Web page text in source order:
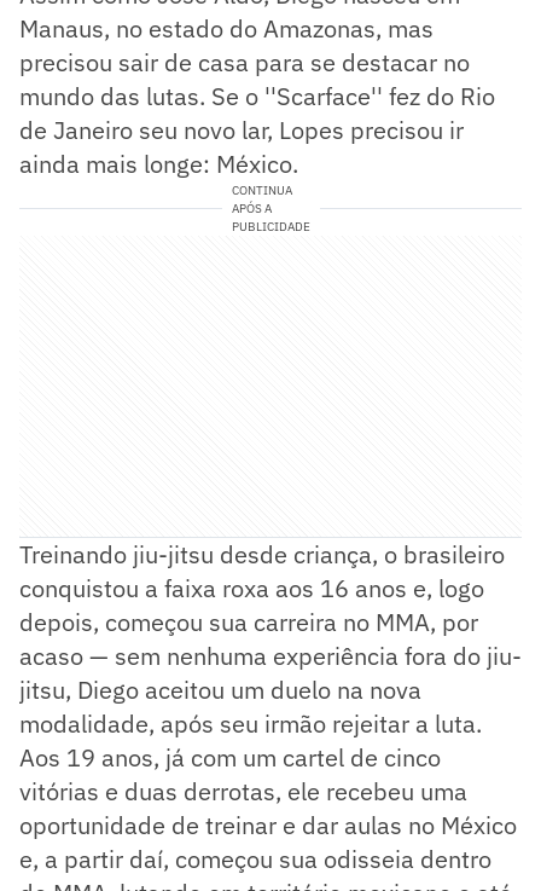
Manaus, no estado do Amazonas, mas
precisou sair de casa para se destacar no
mundo das lutas. Se o ''Scarface'' fez do Rio
de Janeiro seu novo lar, Lopes precisou ir
ainda mais longe: México.
CONTINUA
APÓS A
PUBLICIDADE
Treinando jiu-jitsu desde criança, o brasileiro
conquistou a faixa roxa aos 16 anos e, logo
depois, começou sua carreira no MMA, por
acaso — sem nenhuma experiência fora do jiu-
jitsu, Diego aceitou um duelo na nova
modalidade, após seu irmão rejeitar a luta.
Aos 19 anos, já com um cartel de cinco
vitórias e duas derrotas, ele recebeu uma
oportunidade de treinar e dar aulas no México
e, a partir daí, começou sua odisseia dentro